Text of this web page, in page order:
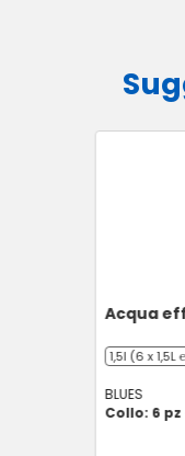
Acqua
1,5l (6 x 1,5L
BLUES
Collo: 6 pz